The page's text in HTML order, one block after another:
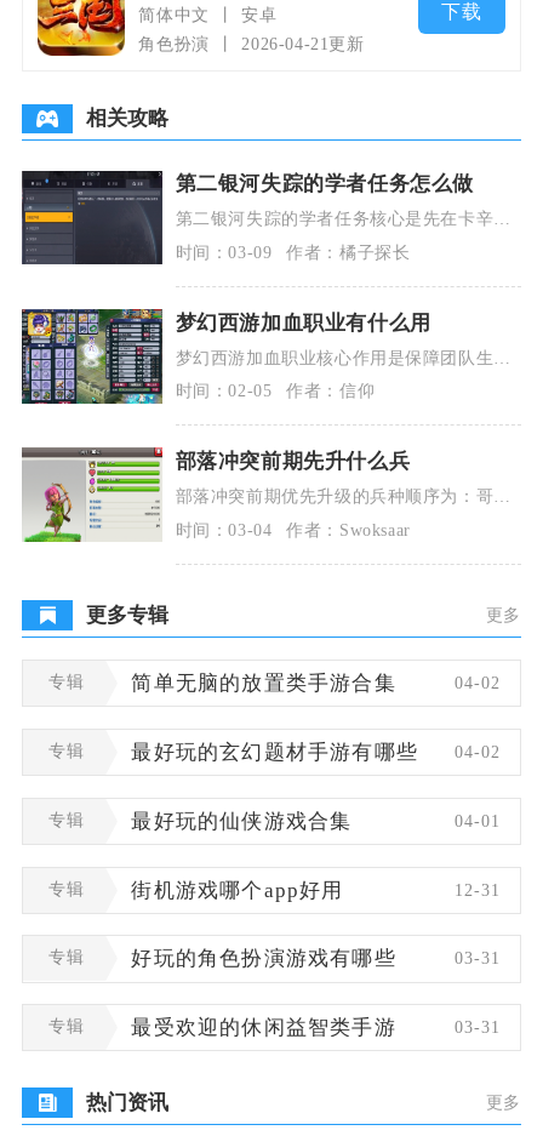
简体中文
安卓
角色扮演
2026-04-21更新
下载
相关攻略
第二银河失踪的学者任务怎么做
第二银河失踪的学者任务核心是先在卡辛星
系找哈里森博士拿加密数据，解密得亚萨星
系线索，再依次
时间：03-09 作者：橘子探长
梦幻西游加血职业有什么用
梦幻西游加血职业核心作用是保障团队生
存、稳定血线并提供复活与增益，是所有难
度任务与PK阵容
时间：02-05 作者：信仰
部落冲突前期先升什么兵
部落冲突前期优先升级的兵种顺序为：哥布
林、弓箭手、野蛮人、巨人、炸弹人，这套
升级路线能最大
时间：03-04 作者：Swoksaar
更多专辑 更多
专辑 简单无脑的放置类手游合集 04-02
专辑 最好玩的玄幻题材手游有哪些 04-02
专辑 最好玩的仙侠游戏合集 04-01
专辑 街机游戏哪个app好用 12-31
专辑 好玩的角色扮演游戏有哪些 03-31
专辑 最受欢迎的休闲益智类手游 03-31
热门资讯 更多